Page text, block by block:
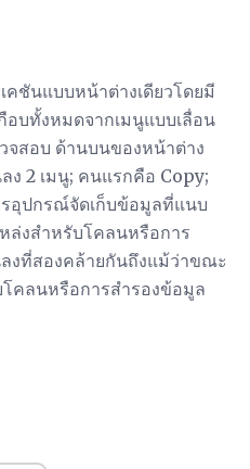
คชันแบบหน้าต่างเดียวโดยมี
บทั้งหมดจากเมนูแบบเลื่อน
จสอบ ด้านบนของหน้าต่าง
ง 2 เมนู; คนแรกคือ Copy;
รอุปกรณ์จัดเก็บข้อมูลที่แนบ
งสำหรับโคลนหรือการ
งที่สองคล้ายกันถึงแม้ว่าขณะ
คลนหรือการสำรองข้อมูล